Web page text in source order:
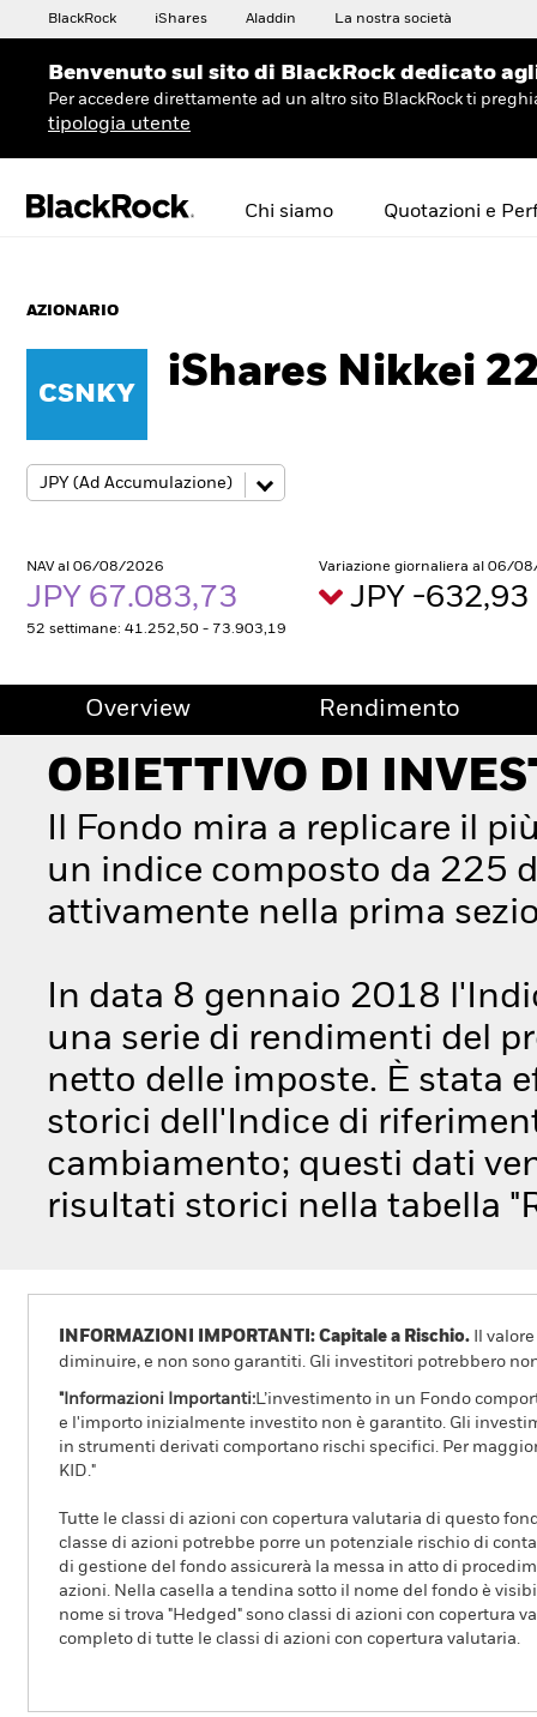
BlackRock iShares Aladdin La nostra società
Benvenuto sul sito di BlackRock dedicato
Per accedere direttamente ad un altro sito BlackRock ti
tipologia utente
Chi siamo Quotazioni e
AZIONARIO
CSNKY iShares Nikkei
NAV al 06/08/2026
JPY 67.083,73
52 settimane: 41.252,50 - 73.903,19
Variazione giornaliera al 06/
JPY -
Overview Rendimento
OBIETTIVO DI
Il Fondo mira a replicare il
un indice composto da 225
attivamente nella prima
In data 8 gennaio 2018
una serie di rendimenti del
netto delle imposte. È stata
storici dell'Indice di
cambiamento; questi dati
risultati storici nella tabella
INFORMAZIONI IMPORTANTI: Capitale a Rischio. Il
diminuire, e non sono garantiti. Gli investitori potrebbero
"Informazioni Importanti:L’investimento in un Fondo
e l'importo inizialmente investito non è garantito. Gli
in strumenti derivati comportano rischi specifici. Per
KID."
Tutte le classi di azioni con copertura valutaria di questo
classe di azioni potrebbe porre un potenziale rischio di
di gestione del fondo assicurerà la messa in atto di
azioni. Nella casella a tendina sotto il nome del fondo è
nome si trova "Hedged" sono classi di azioni con copertura
completo di tutte le classi di azioni con copertura valutaria.